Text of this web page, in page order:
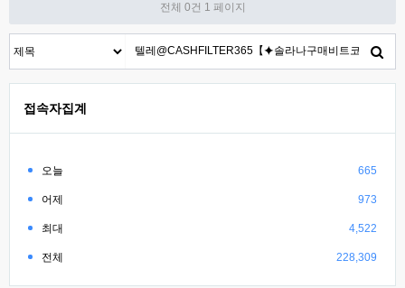
전체 0건 1 페이지
접속자집계
오늘 665
어제 973
최대 4,522
전체 228,309